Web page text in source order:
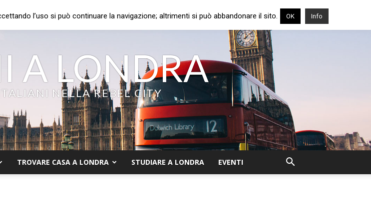
A LONDRA
NELLA REBEL CITY
TROVARE CASA A LONDRA STUDIARE A LONDRA EVENTI
l’uso si può continuare la navigazione; altrimenti si può abbandonare il sito. OK Info